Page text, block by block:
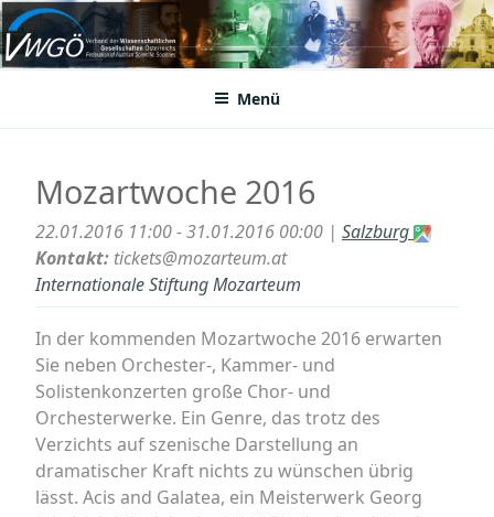
Zum
Inhalt
springenVWGÖ
Federation of Austrian Scientific Societies
Menü
Mozartwoche 2016
22.01.2016 11:00 - 31.01.2016 00:00 | Salzburg
Kontakt: tickets@mozarteum.at
Internationale Stiftung Mozarteum
In der kommenden Mozartwoche 2016 erwarten
Sie neben Orchester-, Kammer- und
Solistenkonzerten große Chor- und
Orchesterwerke. Ein Genre, das trotz des
Verzichts auf szenische Darstellung an
dramatischer Kraft nichts zu wünschen übrig
lässt. Acis and Galatea, ein Meisterwerk Georg